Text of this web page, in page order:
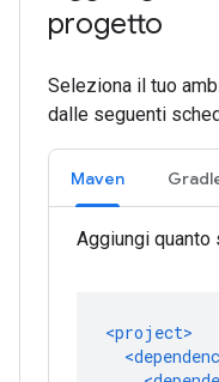
progetto
Seleziona il tuo
dalle seguenti
Maven
Aggiungi